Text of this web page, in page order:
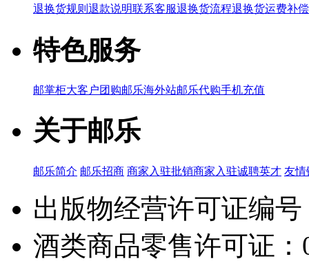
退换货规则 退款说明联系客服退换货流程退换货运费补
特色服务
邮掌柜大客户团购邮乐海外站邮乐代购手机充值
关于邮乐
邮乐简介 邮乐招商 商家入驻批销商家入驻诚聘英才 友情
出版物经营许可证编
酒类商品零售许可证：